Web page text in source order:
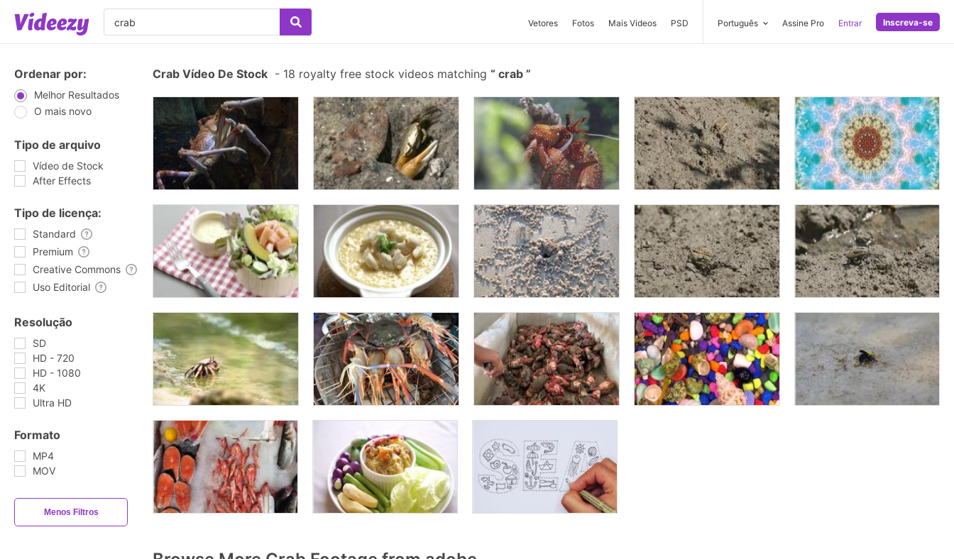
Vetores Fotos Mais Videos PSD Português Assine Pro Entrar Inscreva-se
Ordenar por:
Melhor Resultados
O mais novo
Tipo de arquivo
Vídeo de Stock
After Effects
Tipo de licença:
Standard
Premium
Creative Commons
Uso Editorial
Resolução
SD
HD - 720
HD - 1080
4K
Ultra HD
Formato
MP4
MOV
Menos Filtros
Crab Vídeo De Stock - 18 royalty free stock videos matching crab